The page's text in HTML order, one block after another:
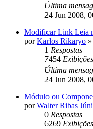
Última
24 Jun 2008,
Modificar Link Leia
porKarlos Rikaryo »
1 Respostas
7454 Exibições
Última
24 Jun 2008,
Módulo ou
porWalter Ribas
0 Respostas
6269 Exibições